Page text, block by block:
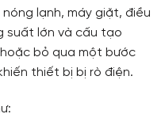
lạnh, máy giặt, điều
suất lớn và cấu tạo
bỏ qua một bước
thiết bị bị rò điện.